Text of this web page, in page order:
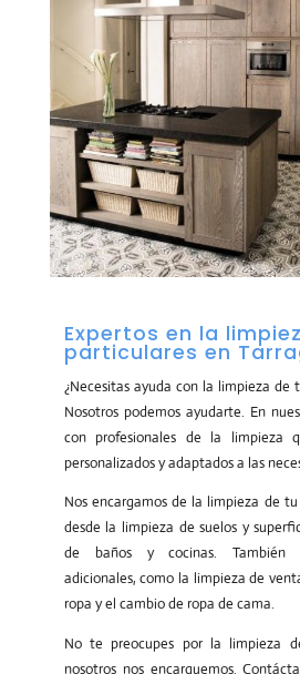
Expertos en la
particulares en
¿Necesitas ayuda con la limpieza de
Nosotros podemos ayudarte. En
con profesionales de la limpieza
personalizados y adaptados a las
Nos encargamos de la limpieza de
desde la limpieza de suelos y
de baños y cocinas. También
adicionales, como la limpieza de
ropa y el cambio de ropa de cama.
No te preocupes por la limpieza
nosotros nos encarguemos.